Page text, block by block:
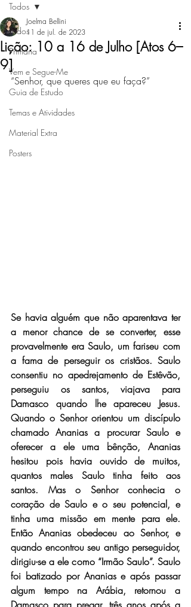
Todos
Primária
Vem e Segue-Me
Guia de Estudo
Temas e Atividades
Material Extra
Posters
Todos
Lição: 10 a 16 de Julho [Atos 6–
9]
Joelma Bellini
11 de jul. de 2023
“Senhor, que queres que eu faça?”
Se havia alguém que não aparentava ter
a menor chance de se converter, esse
provavelmente era Saulo, um fariseu com
a fama de perseguir os cristãos. Saulo
consentiu no apedrejamento de Estêvão,
perseguiu os santos, viajava para
Damasco quando lhe apareceu Jesus.
Quando o Senhor orientou um discípulo
chamado Ananias a procurar Saulo e
oferecer a ele uma bênção, Ananias
hesitou pois havia ouvido de muitos,
quantos males Saulo tinha feito aos
santos. Mas o Senhor conhecia o
coração de Saulo e o seu potencial, e
tinha uma missão em mente para ele.
Então Ananias obedeceu ao Senhor, e
quando encontrou seu antigo perseguidor,
dirigiu-se a ele como “Irmão Saulo”. Saulo
foi batizado por Ananias e após passar
algum tempo na Arábia, retornou a